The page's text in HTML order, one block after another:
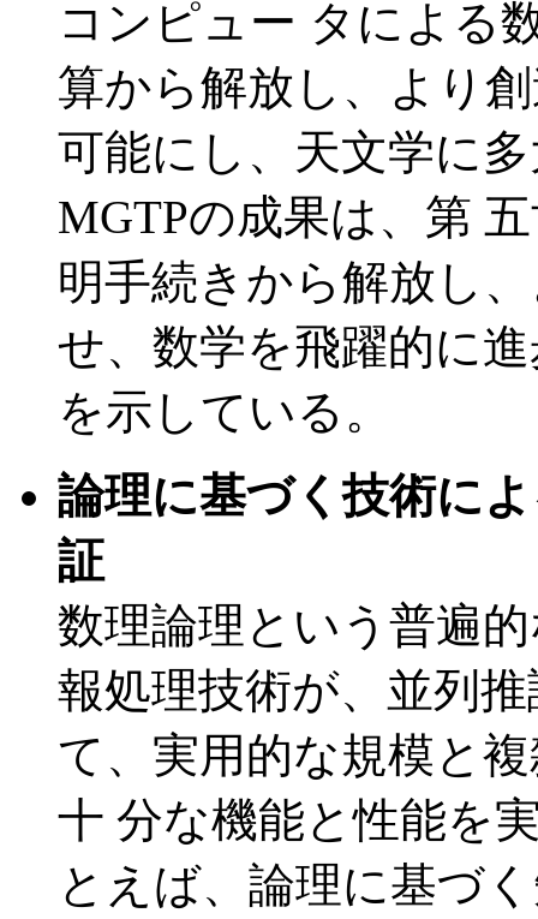
コンピュー タによる
算から解放し、より
可能にし、天文学に
MGTPの成果は、第
明手続きから解放し
せ、数学を飛躍的に
を示している。
論理に基づく技術に
証
数理論理という普遍
報処理技術が、並列
て、実用的な規模と
十 分な機能と性能を
とえば、論理に基づ